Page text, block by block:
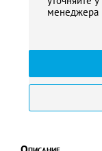
менеджера